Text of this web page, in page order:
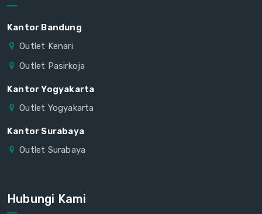
Kantor Bandung
Outlet Kenari
Outlet Pasirkoja
Kantor Yogyakarta
Outlet Yogyakarta
Kantor Surabaya
Outlet Surabaya
Hubungi Kami